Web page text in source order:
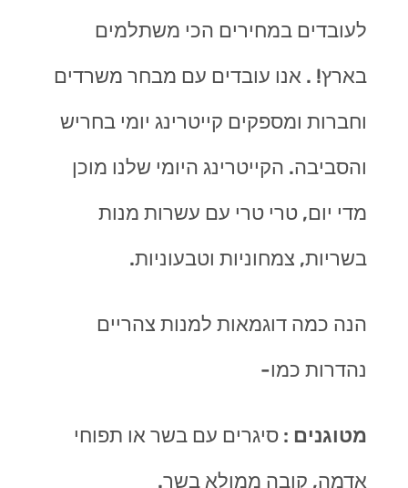
לעובדים במחירים הכי משתלמים
בארץ! . אנו עובדים עם מבחר משרדים
וחברות ומספקים קייטרינג יומי בחריש
והסביבה. הקייטרינג היומי שלנו מוכן
מדי יום, טרי טרי עם עשרות מנות
בשריות, צמחוניות וטבעוניות.
הנה כמה דוגמאות למנות צהריים
נהדרות כמו-
מטוגנים : סיגרים עם בשר או תפוחי
אדמה, קובה ממולא בשר.